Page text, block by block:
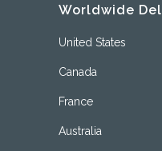
Worldwide
United States
Canada
France
Australia